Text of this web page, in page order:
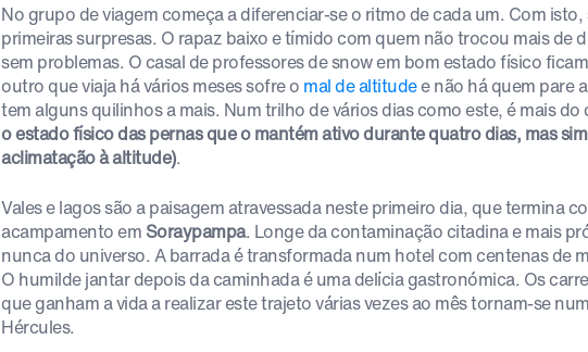
No grupo de viagem começa a diferenciar-se o ritmo de cada um. Com isto,
primeiras surpresas. O rapaz baixo e tímido com quem não trocou mais de
sem problemas. O casal de professores de snow em bom estado físico
outro que viaja há vários meses sofre o mal de altitudee não há quem pare
tem alguns quilinhos a mais. Num trilho de vários dias como este, é mais do
o estado físico das pernas que o mantém ativo durante quatro dias, mas
aclimatação à altitude).
Vales e lagos são a paisagem atravessada neste primeiro dia, que termina
acampamento em Soraypampa. Longe da contaminação citadina e mais
nunca do universo. A barrada é transformada num hotel com centenas de
O humilde jantar depois da caminhada é uma delícia gastronómica. Os
que ganham a vida a realizar este trajeto várias vezes ao mês tornam-se
Hércules.